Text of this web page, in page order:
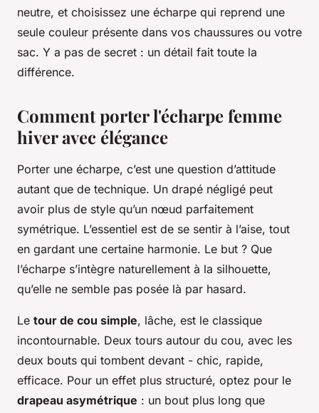
neutre, et choisissez une écharpe qui reprend une
seule couleur présente dans vos chaussures ou votre
sac. Y a pas de secret : un détail fait toute la
différence.
Comment porter l'écharpe femme
hiver avec élégance
Porter une écharpe, c’est une question d’attitude
autant que de technique. Un drapé négligé peut
avoir plus de style qu’un nœud parfaitement
symétrique. L’essentiel est de se sentir à l’aise, tout
en gardant une certaine harmonie. Le but ? Que
l’écharpe s’intègre naturellement à la silhouette,
qu’elle ne semble pas posée là par hasard.
Le tour de cou simple, lâche, est le classique
incontournable. Deux tours autour du cou, avec les
deux bouts qui tombent devant - chic, rapide,
efficace. Pour un effet plus structuré, optez pour le
drapeau asymétrique : un bout plus long que